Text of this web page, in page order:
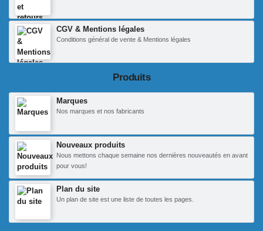
CGV & Mentions légales
Conditions général de vente & Mentions légales
Produits
Marques
Nos marques et nos fabricants
Nouveaux produits
Nous mettons chaque semaine nos dernières nouveautés en avant
pour vous!
Plan du site
Un plan de site est une liste de toutes les pages.